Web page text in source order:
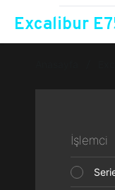
Excalibur
İşlemci